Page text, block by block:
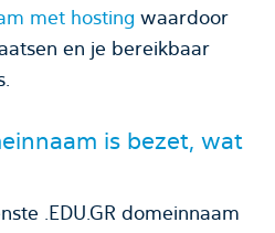
met hosting waardoor
en je bereikbaar
is bezet, wat
.EDU.GR domeinnaam